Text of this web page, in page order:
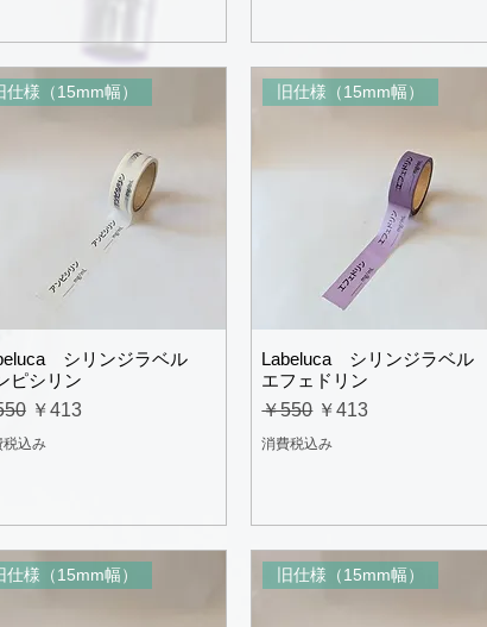
仕様（15mm幅）
シリンジラベル
ピシリン
価格セール価格
￥413
税込み
旧仕様（15mm幅）
Labeluca シリンジラベル
エフェドリン
通常価格
￥550 セール価格
￥413
消費税込み
仕様（15mm幅） 旧仕様（15mm幅）